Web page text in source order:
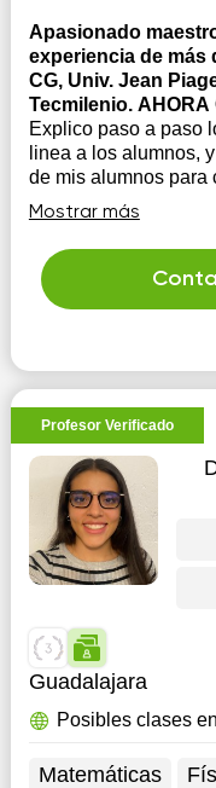
Apasionado
experiencia de más
CG, Univ. Jean
Tecmilenio. AHORA
Explico paso a paso
linea a los alumnos,
de mis alumnos para
conocimientos, soy
calificaciones
PARA QUE MIS
CALFICACIONES Y
Mostrar más
Profesor Verificado
Guadalajara
Posibles clases
Matemáticas